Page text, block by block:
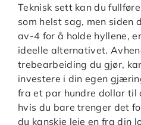
Teknisk sett kan du
som helst sag, men siden
av-4 for å holde hyllene,
ideelle alternativet.
trebearbeiding du gjør,
investere i din egen
fra et par hundre dollar til
hvis du bare trenger det
du kanskje leie en fra din